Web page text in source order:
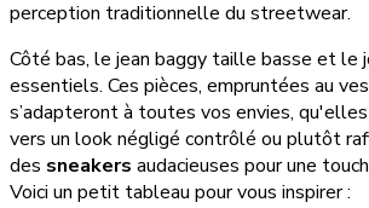
perception traditionnelle du streetwear.
Côté bas, le jean baggy taille basse et le
essentiels. Ces pièces, empruntées au
s’adapteront à toutes vos envies,
vers un look négligé contrôlé ou plutôt
des sneakers audacieuses pour une
Voici un petit tableau pour vous inspirer :